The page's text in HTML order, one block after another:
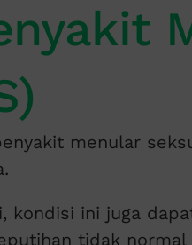
menular
kondisi ini juga
tidak